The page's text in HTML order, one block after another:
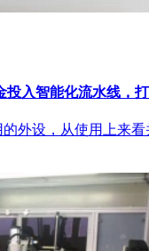
入智能化流水线，
外设，从使用上来